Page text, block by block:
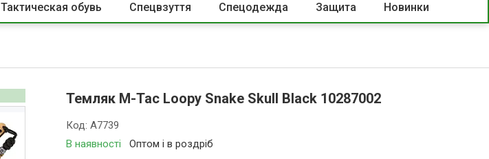
Тактическая обувь Спецвзуття Спецодежда Защита Новинки
Темляк M-Tac Loopy Snake Skull Black 10287002
В наявності Оптом і в роздріб
Код:A7739